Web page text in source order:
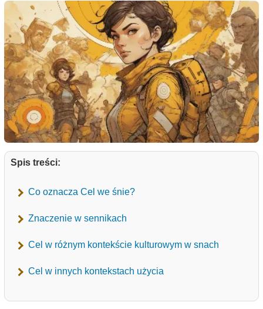
Spis treści:
Co oznacza Cel we śnie?
Znaczenie w sennikach
Cel w różnym kontekście kulturowym w snach
Cel w innych kontekstach użycia